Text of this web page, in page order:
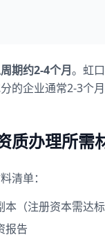
期约2-4个月。虹
的企业通常2-3个月
质办理所需
清单：
（注册资本需达标
报告